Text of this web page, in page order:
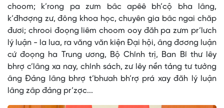
choom; k’rong pa zưm bâc apêê bh’cộ bha lâng,
k’đhơợng zư, đông khoa học, chuyên gia bâc ngai chăp
đươi; chrooi đoọng liêm choom ooy đăh pa zưm pr’lưch
lý luận - la lua, ra văng văn kiện Đại hội, âng đơơng luận
cứ đoọng ha Trung ương, Bộ Chính trị, Ban Bí thư lêy
bhrợ c’lâng xa nay, chính sách, zư lêy nền tảng tư tưởng
âng Đảng lâng bhrợ t’bhưah bh’rợ prá xay đăh lý luận
lâng zâp đảng pr’zợc...